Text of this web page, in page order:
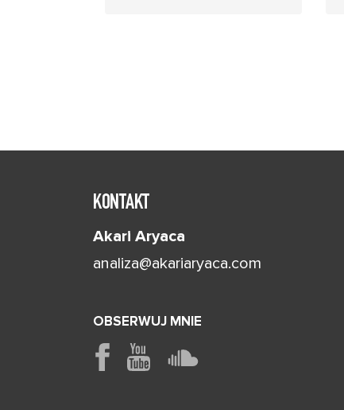
KONTAKT
Akari Aryaca
analiza@akariaryaca.com
OBSERWUJ MNIE